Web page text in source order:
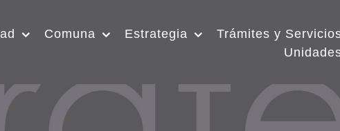
Comuna Estrategia
Trámites y